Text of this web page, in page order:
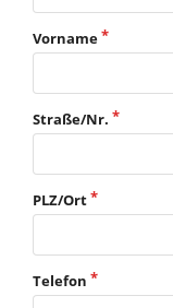
Vorname
Straße/Nr.
PLZ/Ort
Telefon